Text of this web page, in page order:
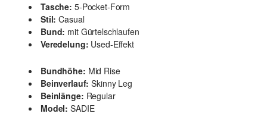
Tasche: 5-Pocket-Form
Stil: Casual
Bund: mit Gürtelschlaufen
Veredelung: Used-Effekt
Bundhöhe: Mid Rise
Beinverlauf: Skinny Leg
Beinlänge: Regular
Model: SADIE